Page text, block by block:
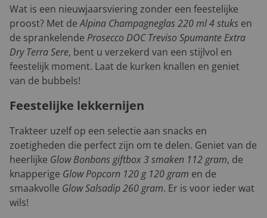
Wat is een nieuwjaarsviering zonder een feestelijke
proost? Met deAlpina Champagneglas 220 ml 4 stuks en
de sprankelende Prosecco DOC Treviso Spumante Extra
Dry Terra Sere, bent u verzekerd van een stijlvol en
feestelijk moment. Laat de kurken knallen en geniet
van de bubbels!
Feestelijke lekkernijen
Trakteer uzelf op een selectie aan snacks en
zoetigheden die perfect zijn om te delen. Geniet van de
heerlijke Glow Bonbons giftbox 3 smaken 112 gram, de
knapperige Glow Popcorn 120 g 120 gram en de
smaakvolle Glow Salsadip 260 gram. Er is voor ieder wat
wils!